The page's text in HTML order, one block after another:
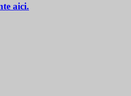
aici.